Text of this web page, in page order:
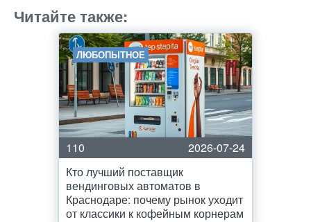
Читайте также:
ЛЮБОПЫТНОЕ
110
2026-07-24
Кто лучший поставщик
вендинговых автоматов в
Краснодаре: почему рынок уходит
от классики к кофейным корнерам